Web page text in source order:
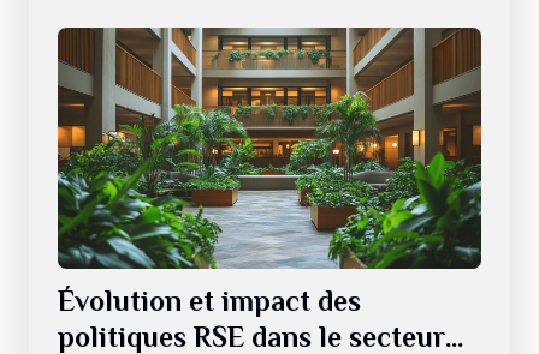
Évolution et impact des
politiques RSE dans le secteur